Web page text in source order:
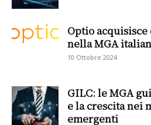
Optio
nella MGA
10 Ottobre 2024
GILC: le MGA
e la crescita nei
emergenti